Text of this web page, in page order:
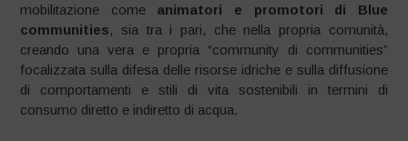
mobilitazione come animatori e promotori di Blue
communities, sia tra i pari, che nella propria comunità,
creando una vera e propria “community di communities”
focalizzata sulla difesa delle risorse idriche e sulla diffusione
di comportamenti e stili di vita sostenibili in termini di
consumo diretto e indiretto di acqua.